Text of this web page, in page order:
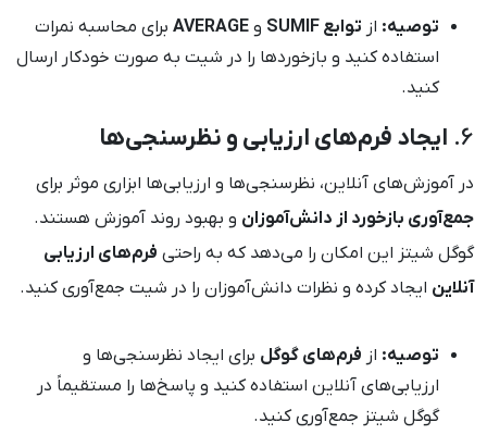
توصیه: از توابع SUMIF و AVERAGE برای محاسبه نمرات
استفاده کنید و بازخوردها را در شیت به صورت خودکار ارسال
کنید.
6. ایجاد فرم‌های ارزیابی و نظرسنجی‌ها
در آموزش‌های آنلاین، نظرسنجی‌ها و ارزیابی‌ها ابزاری موثر برای
جمع‌آوری بازخورد از دانش‌آموزان و بهبود روند آموزش هستند.
گوگل شیتز این امکان را می‌دهد که به راحتی فرم‌های ارزیابی
آنلاین ایجاد کرده و نظرات دانش‌آموزان را در شیت جمع‌آوری کنید.
توصیه: از فرم‌های گوگل برای ایجاد نظرسنجی‌ها و
ارزیابی‌های آنلاین استفاده کنید و پاسخ‌ها را مستقیماً در
گوگل شیتز جمع‌آوری کنید.